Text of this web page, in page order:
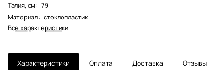
Талия, см: 79
Материал: стеклопластик
Все характеристики
Характеристики Оплата Доставка Отзывы